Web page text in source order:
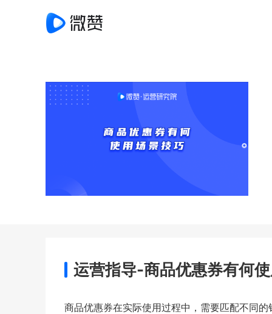
运营指导-商品优惠券有何
商品优惠券在实际使用过程中，需要匹配不同